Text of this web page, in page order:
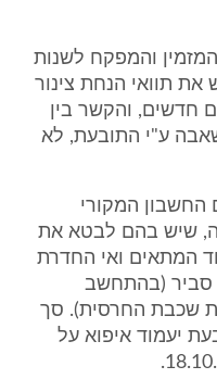
והמפקח לשנות
תוואי הנחת צינור
חדשים, והקשר בין
ע"י התובעת, לא
החשבון המקורי
שיש בהם לבטא את
המתאים ואי החדרת
סביר (בהתחשב
שכבת החרסית). סך
יעמוד איפוא על